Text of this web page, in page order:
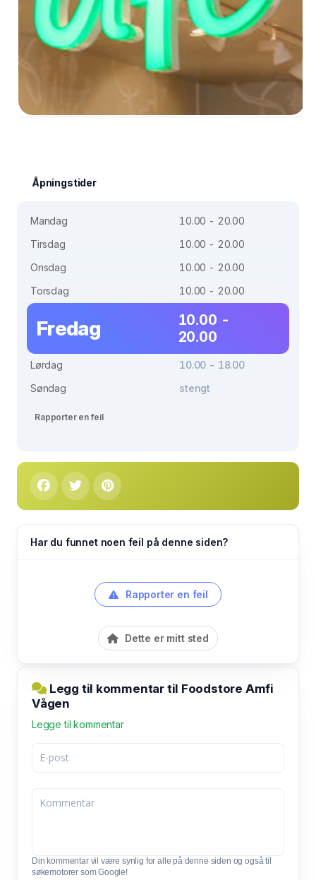
Åpningstider
Mandag
10.00 - 20.00
Tirsdag
10.00 - 20.00
Onsdag
10.00 - 20.00
Torsdag
10.00 - 20.00
Fredag
10.00 -
20.00
Lørdag
10.00 - 18.00
Søndag
stengt
Rapporter en feil
Har du funnet noen feil på denne siden?
Rapporter en feil
Dette er mitt sted
Legg til kommentar til Foodstore Amfi
Vågen
Legge til kommentar
Din kommentar vil være synlig for alle på denne siden og også til
søkemotorer som Google!